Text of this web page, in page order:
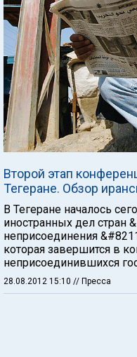
Второй этап
Тегеране. Обзор
В Тегеране началось
иностранных дел стран
неприсоединения
которая завершится в
неприсоединившихся
28.08.2012 15:10 // Пресса